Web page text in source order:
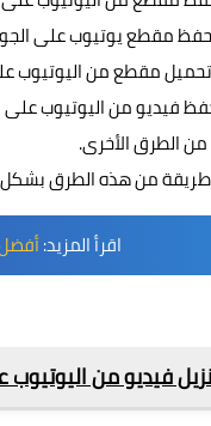
مقطع يوتيوب على
مقطع من اليوتيوب
فيديو من اليوتيوب
الطرق الأخرى.
طريقة من هذه الطرق
اقرأ المزيد:أفضل
فيديو من اليوتيوب